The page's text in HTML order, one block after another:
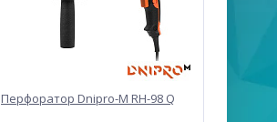
Перфоратор Dnipro-M RH-98 Q